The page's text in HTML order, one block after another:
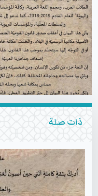
ذات صلة